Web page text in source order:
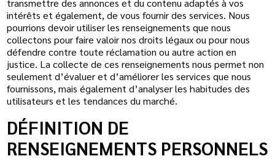
transmettre des annonces et du contenu adaptés à vos
intérêts et également, de vous fournir des services. Nous
pourrions devoir utiliser les renseignements que nous
collectons pour faire valoir nos droits légaux ou pour nous
défendre contre toute réclamation ou autre action en
justice. La collecte de ces renseignements nous permet non
seulement d’évaluer et d’améliorer les services que nous
fournissons, mais également d’analyser les habitudes des
utilisateurs et les tendances du marché.
DÉFINITION DE
RENSEIGNEMENTS PERSONNELS